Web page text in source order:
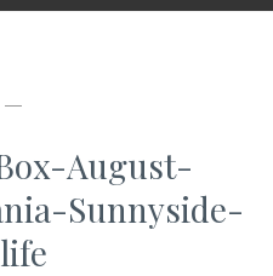
—
August-
Sunnyside-